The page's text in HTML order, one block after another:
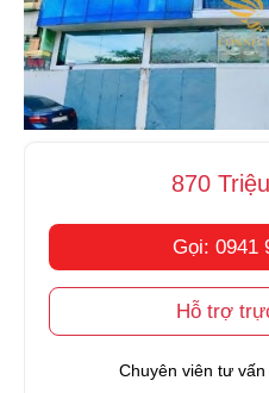
870
Gọi: 0941
Hỗ trợ
Chuyên viên tư